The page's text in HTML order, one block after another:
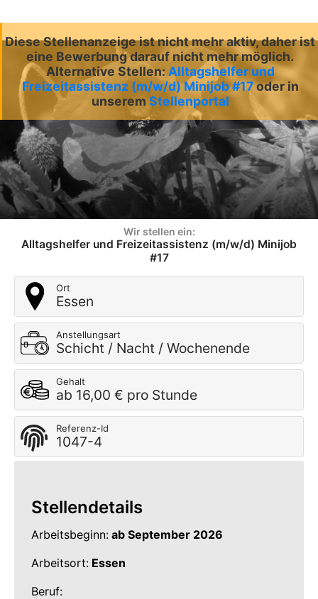
Diese Stellenanzeige ist nicht mehr aktiv, daher ist
eine Bewerbung darauf nicht mehr möglich.
Alternative Stellen: Alltagshelfer und
Freizeitassistenz (m/w/d) Minijob #17oder in
unserem Stellenportal
Wir stellen ein:
Alltagshelfer und Freizeitassistenz (m/w/d) Minijob
#17
Ort
Essen
Anstellungsart
Schicht / Nacht / Wochenende
Gehalt
ab 16,00 € pro Stunde
Referenz-Id
1047-4
Stellendetails
Arbeitsbeginn: ab September 2026
Arbeitsort: Essen
Beruf: